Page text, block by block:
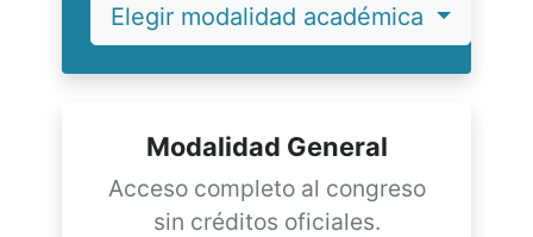
Elegir modalidad académica
Modalidad General
Acceso completo al congreso
sin créditos oficiales.